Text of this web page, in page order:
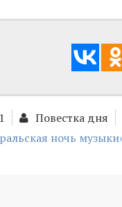
Повестка дня
ночь